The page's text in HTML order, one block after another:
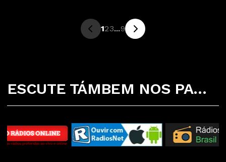
123...9
ESCUTE TÁMBEM NOS PARCEIROS ABAIXO